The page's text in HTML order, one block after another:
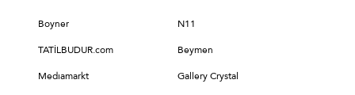
Boyner N11
TATİLBUDUR.com Beymen
Medıamarkt Gallery Crystal